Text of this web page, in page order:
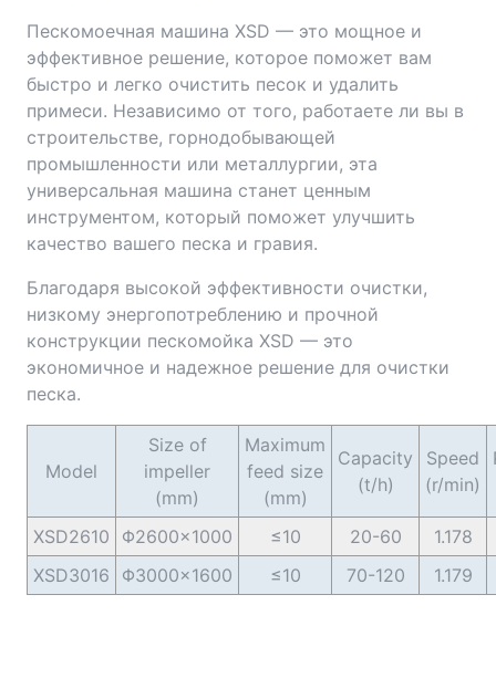
Пескомоечная машина XSD — это мощное и
эффективное решение, которое поможет вам
быстро и легко очистить песок и удалить
примеси. Независимо от того, работаете ли вы в
строительстве, горнодобывающей
промышленности или металлургии, эта
универсальная машина станет ценным
инструментом, который поможет улучшить
качество вашего песка и гравия.
Благодаря высокой эффективности очистки,
низкому энергопотреблению и прочной
конструкции пескомойка XSD — это
экономичное и надежное решение для очистки
песка.
Model
Size of
impeller
(mm)
Maximum
feed size
(mm)
Capacity
(t/h)
Speed
(r/min)
XSD2610 Φ2600×1000 ≤10 20-60
1.178
XSD3016
Φ3000×1600 ≤10 70-120 1.179